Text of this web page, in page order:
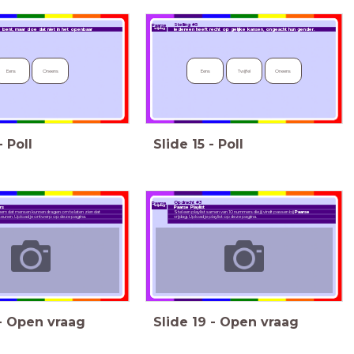
bent, maar doe dat niet in het openbaar
Eens Oneens
Poll
Stelling #5
Paarse
vrijdag Iedereen heeft recht op gelijke kansen, ongeacht hun gender.
Eens Twijfel Oneens
Slide 15 - Poll
dat mensen kunnen dragen om te laten zien dat
Upload je ontwerp op deze pagina.
Open vraag
Opdracht #3
Paarse
vrijdag
Paarse Playlist
Stel een playlist samen van 10 nummers die jij vindt passen bijPaarse
vrijdag. Upload je playlist op deze pagina.
Slide 19 - Open vraag